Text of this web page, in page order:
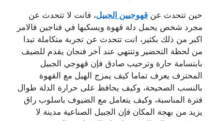
حين تتحدث عن قهوجيين الجبيل، فانت لا تتحدث عن
مجرد شخص يحمل دلة قهوة ويسكبها في فناجين فالامر
اكبر من ذلك بكثير، انت تتحدث عن تجربة متكاملة تبدا
من لحظة التحضير وتنتهي عند آخر فنجان يقدم للضيف
بابتسامة حارة وترحيب صادق فإن قهوجي الجبيل
المحترف يعرف تماما كيف يمزج الهيل مع القهوة
بالنسب الصحيحة، وكيف يحافظ على حرارة الدلة طوال
فترة المناسبة، وكيف يتعامل مع الضيوف باسلوب راق
يزيد من بهجة المكان فإن الجبيل الصناعية مدينة لا